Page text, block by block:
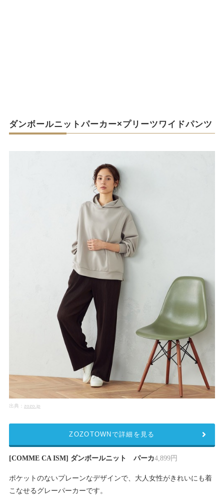
ダンボールニットパーカー×プリーツワイドパンツ
出典： zozo.jp
[COMME CA ISM] ダンボールニット パーカ4,899円
ポケットのないプレーンなデザインで、大人女性がきれいにも着
こなせるグレーパーカーです。
ZOZOTOWNで詳細を見る